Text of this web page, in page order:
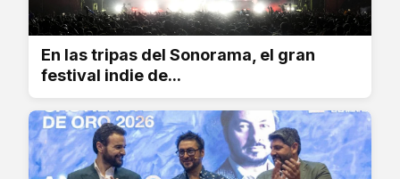
En las tripas del Sonorama, el gran
festival indie de...